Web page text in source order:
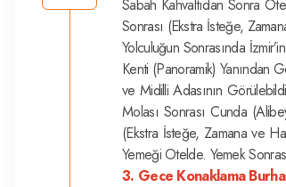
Sabah Kahvaltıdan Sonra
Sonrası (Ekstra İsteğe,
Yolculuğun Sonrasında
Kenti (Panoramik) Yanından
ve Midilli Adasının
Molası Sonrası Cunda
(Ekstra İsteğe, Zamana ve
Yemeği Otelde. Yemek
3. Gece Konaklama